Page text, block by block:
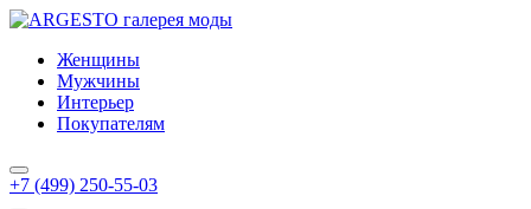
Женщины
Мужчины
Интерьер
Покупателям
+7 (499) 250-55-03